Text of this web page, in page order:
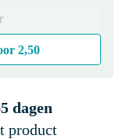
2,50
dagen
product